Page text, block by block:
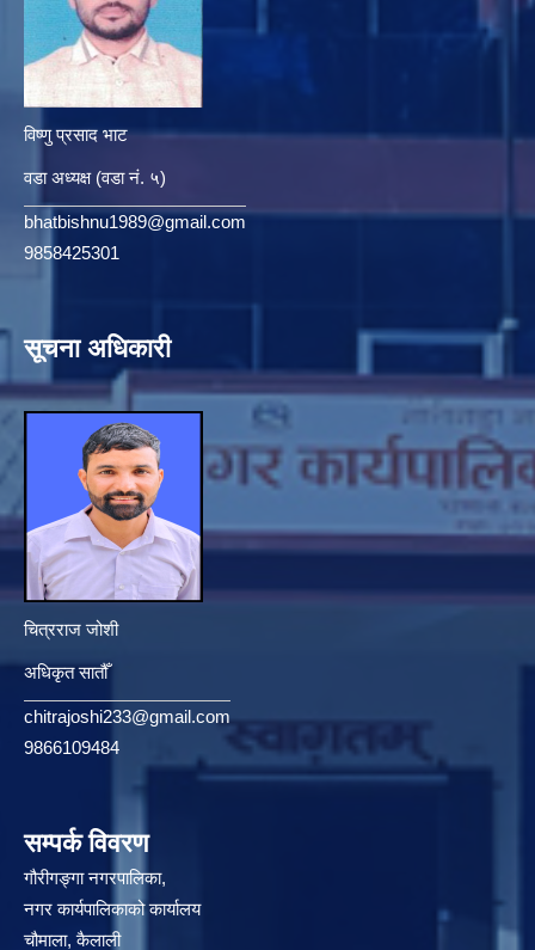
विष्णु प्रसाद भाट
वडा अध्यक्ष (वडा नं. ५)
bhatbishnu1989@gmail.com
9858425301
सूचना अधिकारी
चित्रराज जोशी
अधिकृत सातौँ
chitrajoshi233@gmail.com
9866109484
सम्पर्क विवरण
गौरीगङ्गा नगरपालिका,
नगर कार्यपालिकाको कार्यालय
चौमाला, कैलाली